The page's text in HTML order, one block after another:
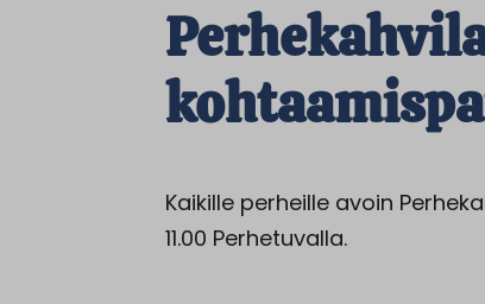
Kaikille perheille avoin
11.00 Perhetuvalla.